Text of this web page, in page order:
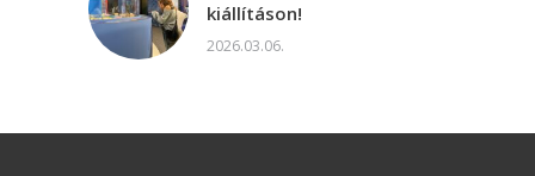
kiállításon!
2026.03.06.